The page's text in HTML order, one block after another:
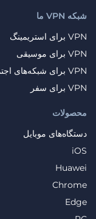
محصولات
دستگاه‌های موبایل
iOS
Huawei
Chrome
Edge
شبکه VPN ما
VPN برای استریمینگ
VPN برای موسیقی
VPN برای شبکه‌های اجتماعی
VPN برای سفر